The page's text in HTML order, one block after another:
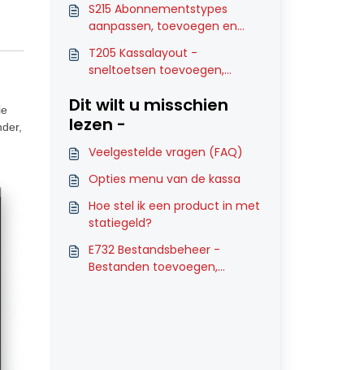
S215 Abonnementstypes
aanpassen, toevoegen en
T205 Kassalayout -
sneltoetsen toevoegen,
Dit wilt u misschien
lezen -
Veelgestelde vragen (FAQ)
Opties menu van de kassa
Hoe stel ik een product in met
statiegeld?
E732 Bestandsbeheer -
Bestanden toevoegen,